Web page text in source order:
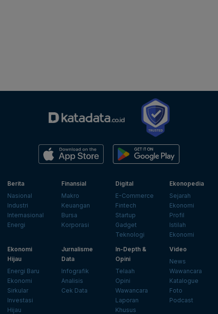
Berita
Nasional
Industri
Internasional
Energi
Finansial
Makro
Keuangan
Bursa
Korporasi
Digital
E-Commerce
Fintech
Startup
Gadget
Teknologi
Ekonopedia
Sejarah
Ekonomi
Profil
Istilah
Ekonomi
Ekonomi
Hijau
Energi Baru
Ekonomi
Sirkular
Investasi
Hijau
Jurnalisme
Data
Infografik
Analisis
Cek Data
In-Depth &
Opini
Telaah
Opini
Wawancara
Laporan
Khusus
Video
News
Wawancara
Katalogue
Foto
Podcast